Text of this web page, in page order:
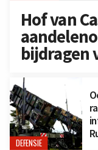
Hof van
bijdragen
DEFENSIE